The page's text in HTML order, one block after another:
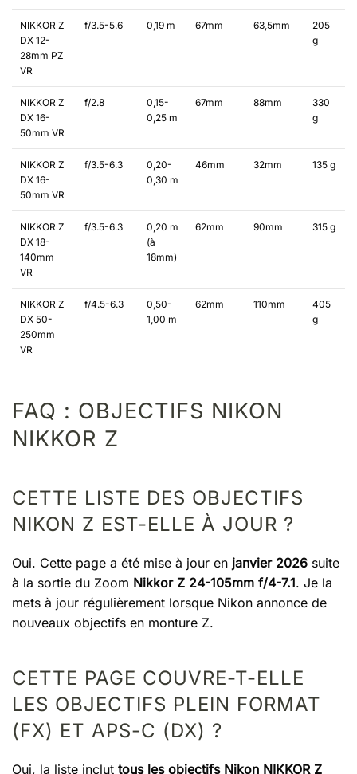
NIKKOR Z
DX 12-
28mm PZ
VR
f/3.5-5.6 0,19 m 67mm 63,5mm
205
g
NIKKOR Z
DX 16-
50mm VR
f/2.8
0,15-
0,25 m
67mm 88mm
330
g
NIKKOR Z
DX 16-
50mm VR
f/3.5-6.3
0,20-
0,30 m
46mm 32mm 135 g
NIKKOR Z
DX 18-
140mm
VR
f/3.5-6.3
0,20 m
(à
18mm)
62mm 90mm 315 g
NIKKOR Z
DX 50-
250mm
VR
f/4.5-6.3
0,50-
1,00 m
62mm 110mm
405
g
FAQ : OBJECTIFS NIKON
NIKKOR Z
CETTE LISTE DES OBJECTIFS
NIKON Z EST-ELLE À JOUR ?
Oui. Cette page a été mise à jour en janvier 2026 suite
à la sortie du Zoom Nikkor Z 24-105mm f/4-7.1. Je la
mets à jour régulièrement lorsque Nikon annonce de
nouveaux objectifs en monture Z.
CETTE PAGE COUVRE-T-ELLE
LES OBJECTIFS PLEIN FORMAT
(FX) ET APS-C (DX) ?
Oui, la liste inclut tous les objectifs Nikon NIKKOR Z